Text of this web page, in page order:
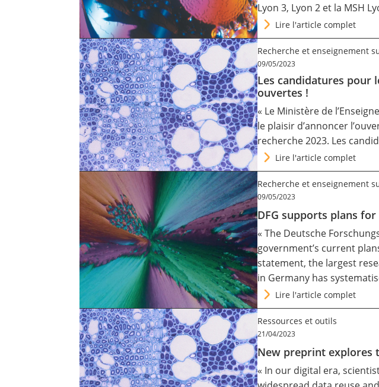
Lyon 3, Lyon 2 et la MSH
Lire l'article complet
Recherche et enseignement
09/05/2023
Les candidatures pour
ouvertes !
« Le Ministère de
le plaisir d’annoncer
recherche 2023. Les
Lire l'article complet
Recherche et enseignement
09/05/2023
DFG supports plans
« The Deutsche
government’s current
statement, the largest
in Germany has
Lire l'article complet
Ressources et outils
21/04/2023
New preprint explores
« In our digital era,